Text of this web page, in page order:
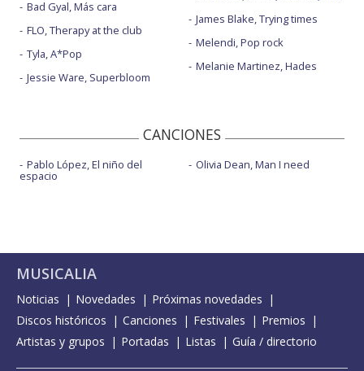
Bad Gyal, Más cara
FLO, Therapy at the club
Tyla, A*Pop
Jessie Ware, Superbloom
James Blake, Trying times
Melendi, Pop rock
Melanie Martinez, Hades
CANCIONES
Pablo López, El niño del
espacio
Olivia Dean, Man I need
MUSICALIA
Noticias Novedades
Próximas novedades
Discos históricos
Canciones Festivales
Premios
Artistas y grupos
Portadas Listas Guía / directorio